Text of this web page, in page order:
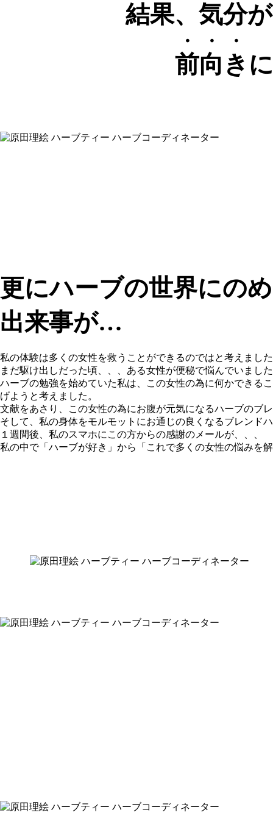
結果、気分
前向き
・・・
更にハーブの世界にの
出来事が…
私の体験は多くの女性を救うことができるのではと考えまし
まだ駆け出しだった頃、、、ある女性が便秘で悩んでいまし
ハーブの勉強を始めていた私は、この女性の為に何かできる
げようと考えました。
文献をあさり、この女性の為にお腹が元気になるハーブのブ
そして、私の身体をモルモットにお通じの良くなるブレンド
１週間後、私のスマホにこの方からの感謝のメールが、、、
私の中で「ハーブが好き」から「これで多くの女性の悩みを